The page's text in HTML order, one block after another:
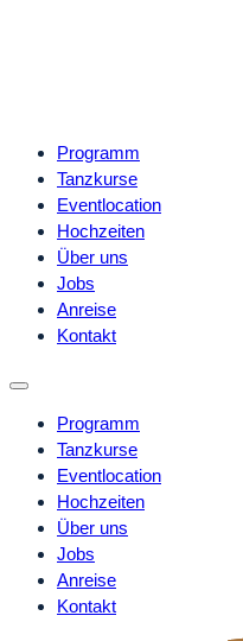
Programm
Tanzkurse
Eventlocation
Hochzeiten
Über uns
Jobs
Anreise
Kontakt
Programm
Tanzkurse
Eventlocation
Hochzeiten
Über uns
Jobs
Anreise
Kontakt